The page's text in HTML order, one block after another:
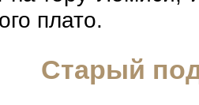
плато.
Старый